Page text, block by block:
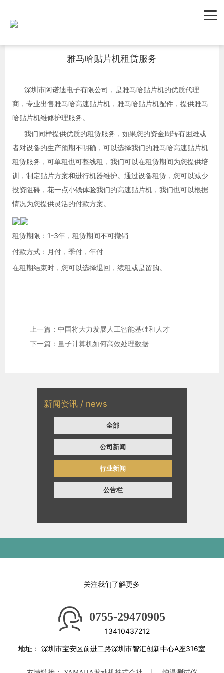
新闻资讯 / news
全部
公司新闻
行业新闻
公告栏
雅马哈贴片机租赁服务
深圳市阿诺迪电子有限公司，是雅马哈贴片机的优质代理
商，专业出售雅马哈高速贴片机，雅马哈贴片机配件，提供雅马
哈贴片机维修护理服务。
我们同样提供优质的租赁服务，如果您的资金周转有困难或
者对设备的生产预期不明确，可以选择我们的雅马哈高速贴片机
租赁服务，可单租也可整线租，我们可以在租赁期间为您提供培
训，制定贴片方案和进行机器维护。通过设备租赁，您可以减少
投资阻碍，花一点小钱体验我们的高速贴片机，我们也可以根据
情况为您提供灵活的付款方案。
租赁期限：1-3年，租赁期间不可撤销
付款方式：月付，季付，年付
在租期结束时，您可以选择退回，续租或是留购。
上一篇：中国将大力发展人工智能基础和人才
下一篇：量子计算机如何高效处理数据
关注我们了解更多
0755-29470905
13410437212
地址： 深圳市宝安区前进二路深圳市智汇创新中心A座316室